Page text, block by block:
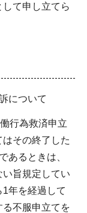
て申し立てら
について
行為救済申立
その終了した
あるときは、
旨規定してい
年を経過して
不服申立てを